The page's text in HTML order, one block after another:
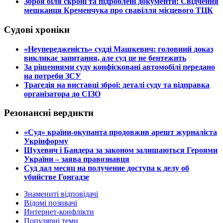
мешканця Кременчука про свавілля місцевого ТЦК
Судові хроніки
​«Неупередженість» судді Машкевич: головний доказ
викликає запитання, але суд це не бентежить
​За рішеннями суду конфісковані автомобілі передано
на потреби ЗСУ
​Трагедія на виставці зброї: деталі суду та відправка
організатора до СІЗО
Резонансні вердикти
​«Суд» країни-окупанта продовжив арешт журналіста
Укрінформу
Шухевич і Бандера за законом залишаються Героями
України – заява правознавця
Суд дал месяц на получение доступа к делу об
убийстве Гонгадзе
Знамениті відповідачі
Відомі позивачі
Интернет-конфлікти
Популярні теми